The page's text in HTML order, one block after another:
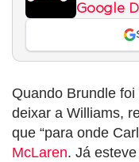
Google
Quando Brundle
deixar a Williams,
que “para onde
McLaren. Já